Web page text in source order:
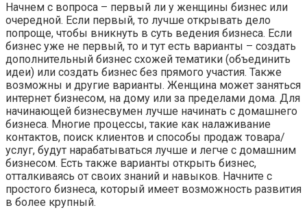
Начнем с вопроса – первый ли у женщины бизнес или
очередной. Если первый, то лучше открывать дело
попроще, чтобы вникнуть в суть ведения бизнеса. Если
бизнес уже не первый, то и тут есть варианты – создать
дополнительный бизнес схожей тематики (объединить
идеи) или создать бизнес без прямого участия. Также
возможны и другие варианты. Женщина может заняться
интернет бизнесом, на дому или за пределами дома. Для
начинающей бизнесвумен лучше начинать с домашнего
бизнеса. Многие процессы, такие как налаживание
контактов, поиск клиентов и способы продаж товара/
услуг, будут нарабатываться лучше и легче с домашним
бизнесом. Есть также варианты открыть бизнес,
отталкиваясь от своих знаний и навыков. Начните с
простого бизнеса, который имеет возможность развития
в более крупный.